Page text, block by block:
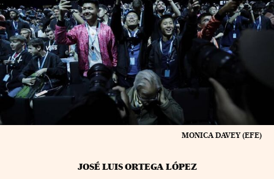
MONICA DAVEY (EFE)
JOSÉ LUIS ORTEGA LÓPEZ